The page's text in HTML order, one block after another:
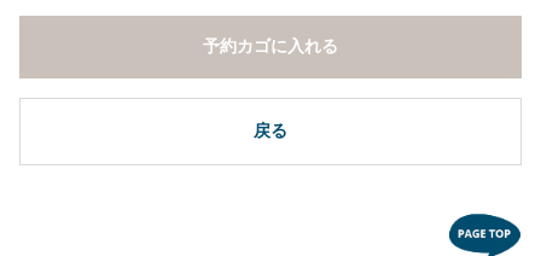
戻る
予約カゴに入れる